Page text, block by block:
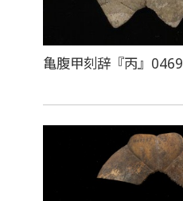
亀腹甲刻辞『丙』0469